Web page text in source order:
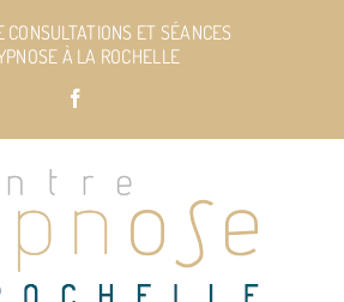
CONSULTATIONS ET SÉANCES
À LA ROCHELLE